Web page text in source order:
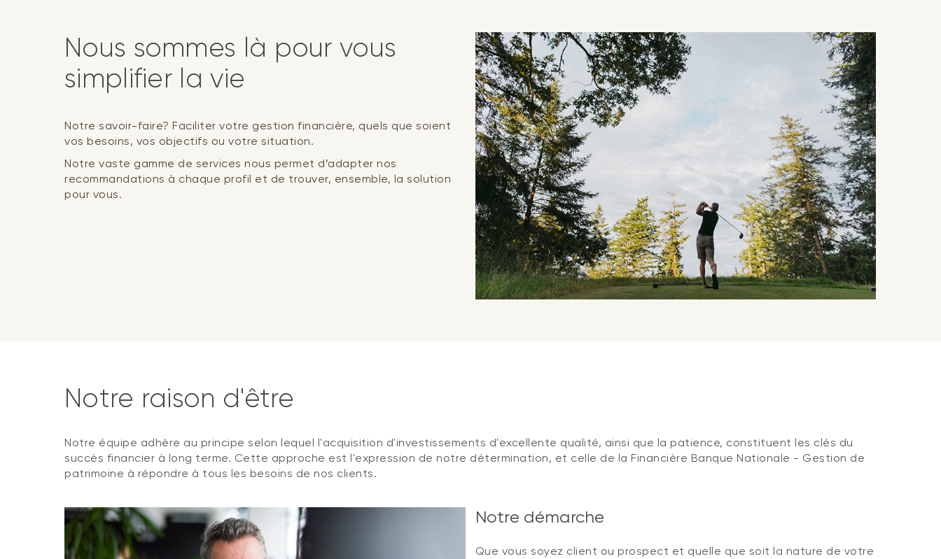
Nous sommes là pour vous
simplifier la vie
Notre savoir-faire? Faciliter votre gestion financière, quels que soient
vos besoins, vos objectifs ou votre situation.
Notre vaste gamme de services nous permet d’adapter nos
recommandations à chaque profil et de trouver, ensemble, la solution
pour vous.
Notre raison d'être
Notre équipe adhère au principe selon lequel l'acquisition d'investissements d'excellente qualité, ainsi que la patience, constituent les clés du
succès financier à long terme. Cette approche est l'expression de notre détermination, et celle de la Financière Banque Nationale - Gestion de
patrimoine à répondre à tous les besoins de nos clients.
Notre démarche
Que vous soyez client ou prospect et quelle que soit la nature de votre